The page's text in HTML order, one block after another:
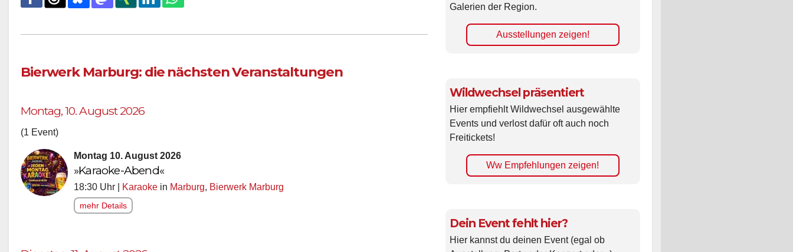
Bierwerk Marburg: die nächsten Veranstaltungen
Montag, 10. August 2026
(1 Event)
Montag 10. August 2026
»Karaoke-Abend«
18:30 Uhr | Karaoke in Marburg, Bierwerk Marburg
mehr Details
Galerien der Region.
Ausstellungen zeigen!
Wildwechsel präsentiert
Hier empfiehlt Wildwechsel ausgewählte
Events und verlost dafür oft auch noch
Freitickets!
Ww Empfehlungen zeigen!
Dein Event fehlt hier?
Hier kannst du deinen Event (egal ob